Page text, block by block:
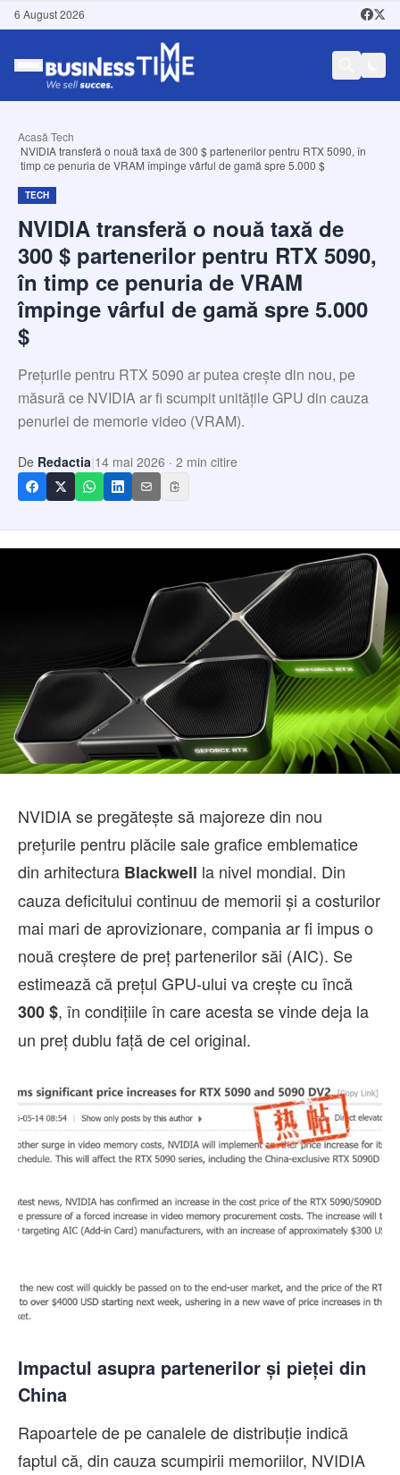
6 August 2026
Echipa
Acasă/Tech
/NVIDIA transferă o nouă taxă de 300 $ partenerilor pentru RTX 5090, în
timp ce penuria de VRAM împinge vârful de gamă spre 5.000 $
TECH
NVIDIA transferă o nouă taxă de
300 $ partenerilor pentru RTX 5090,
în timp ce penuria de VRAM
împinge vârful de gamă spre 5.000
$
Prețurile pentru RTX 5090 ar putea crește din nou, pe
măsură ce NVIDIA ar fi scumpit unitățile GPU din cauza
penuriei de memorie video (VRAM).
De Redactia|14 mai 2026 · 2 min citire
NVIDIA se pregătește să majoreze din nou
prețurile pentru plăcile sale grafice emblematice
din arhitectura Blackwell la nivel mondial. Din
cauza deficitului continuu de memorii și a costurilor
mai mari de aprovizionare, compania ar fi impus o
nouă creștere de preț partenerilor săi (AIC). Se
estimează că prețul GPU-ului va crește cu încă
300 $, în condițiile în care acesta se vinde deja la
un preț dublu față de cel original.
Impactul asupra partenerilor și pieței din
China
Rapoartele de pe canalele de distribuție indică
faptul că, din cauza scumpirii memoriilor, NVIDIA